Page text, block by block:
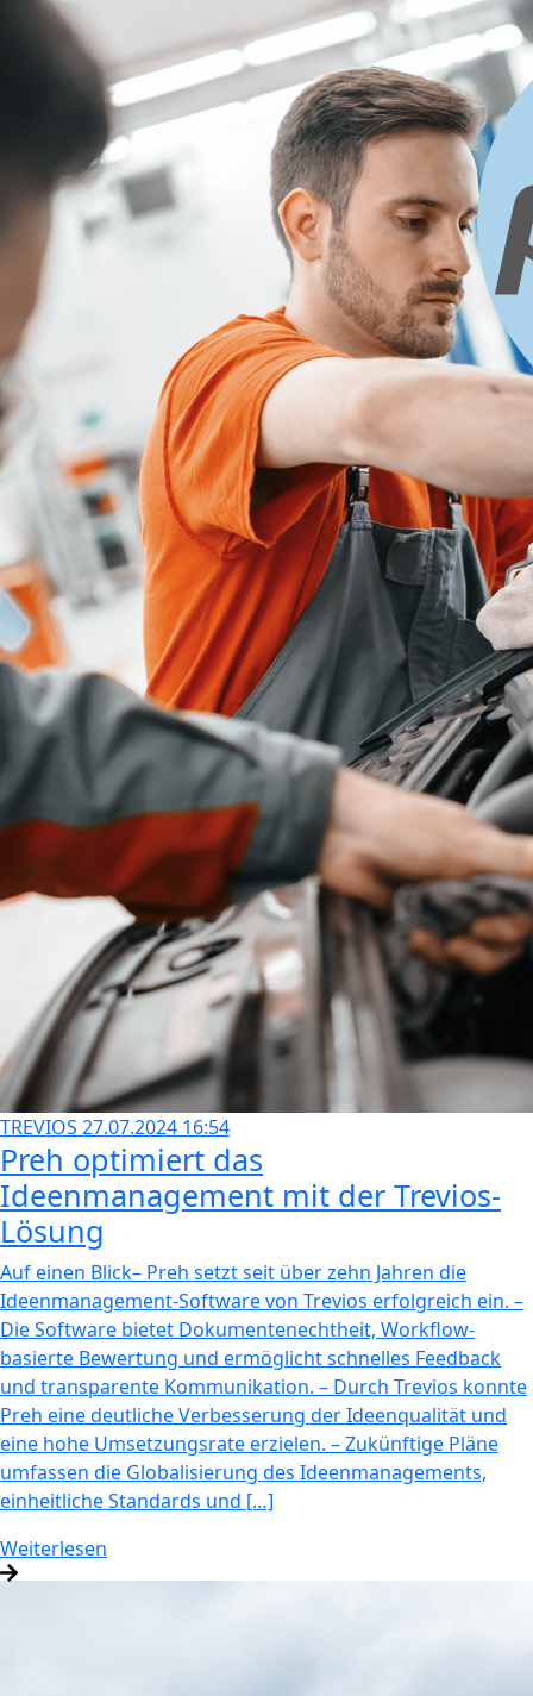
TREVIOS 27.07.2024 16:54
Preh optimiert das
Ideenmanagement mit der Trevios-
Lösung
Auf einen Blick– Preh setzt seit über zehn Jahren die
Ideenmanagement-Software von Trevios erfolgreich ein. –
Die Software bietet Dokumentenechtheit, Workflow-
basierte Bewertung und ermöglicht schnelles Feedback
und transparente Kommunikation. – Durch Trevios konnte
Preh eine deutliche Verbesserung der Ideenqualität und
eine hohe Umsetzungsrate erzielen. – Zukünftige Pläne
umfassen die Globalisierung des Ideenmanagements,
einheitliche Standards und […]
Weiterlesen